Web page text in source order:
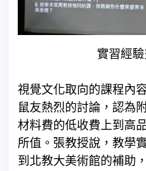
實習經
視覺文化取向的課程內
鼠友熱烈的討論，認為
材料費的低收費上到高
所值。張教授說，教學
到北教大美術館的補助